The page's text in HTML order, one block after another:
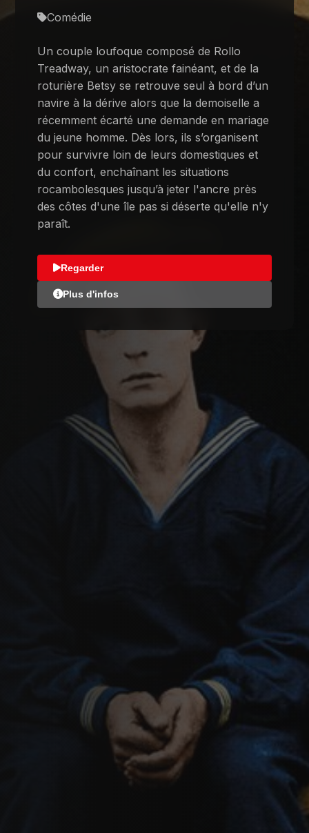
Comédie
Un couple loufoque composé de Rollo
Treadway, un aristocrate fainéant, et de la
roturière Betsy se retrouve seul à bord d’un
navire à la dérive alors que la demoiselle a
récemment écarté une demande en mariage
du jeune homme. Dès lors, ils s’organisent
pour survivre loin de leurs domestiques et
du confort, enchaînant les situations
rocambolesques jusqu’à jeter l'ancre près
des côtes d'une île pas si déserte qu'elle n'y
paraît.
Regarder
Plus d'infos